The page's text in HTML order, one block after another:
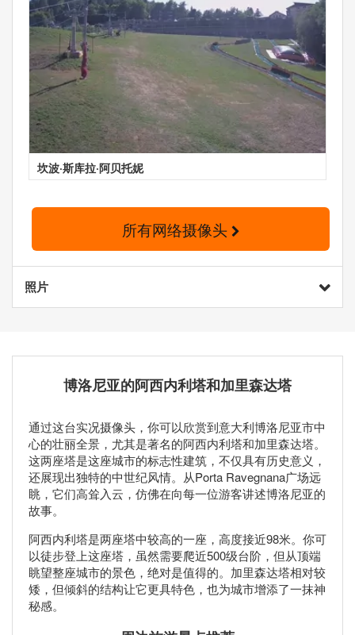
坎波·斯库拉·阿贝托妮
所有网络摄像头
照片
博洛尼亚的阿西内利塔和加里森达塔
通过这台实况摄像头，你可以欣赏到意大利博洛尼亚市中
心的壮丽全景，尤其是著名的阿西内利塔和加里森达塔。
这两座塔是这座城市的标志性建筑，不仅具有历史意义，
还展现出独特的中世纪风情。从Porta Ravegnana广场远
眺，它们高耸入云，仿佛在向每一位游客讲述博洛尼亚的
故事。
阿西内利塔是两座塔中较高的一座，高度接近98米。你可
以徒步登上这座塔，虽然需要爬近500级台阶，但从顶端
眺望整座城市的景色，绝对是值得的。加里森达塔相对较
矮，但倾斜的结构让它更具特色，也为城市增添了一抹神
秘感。